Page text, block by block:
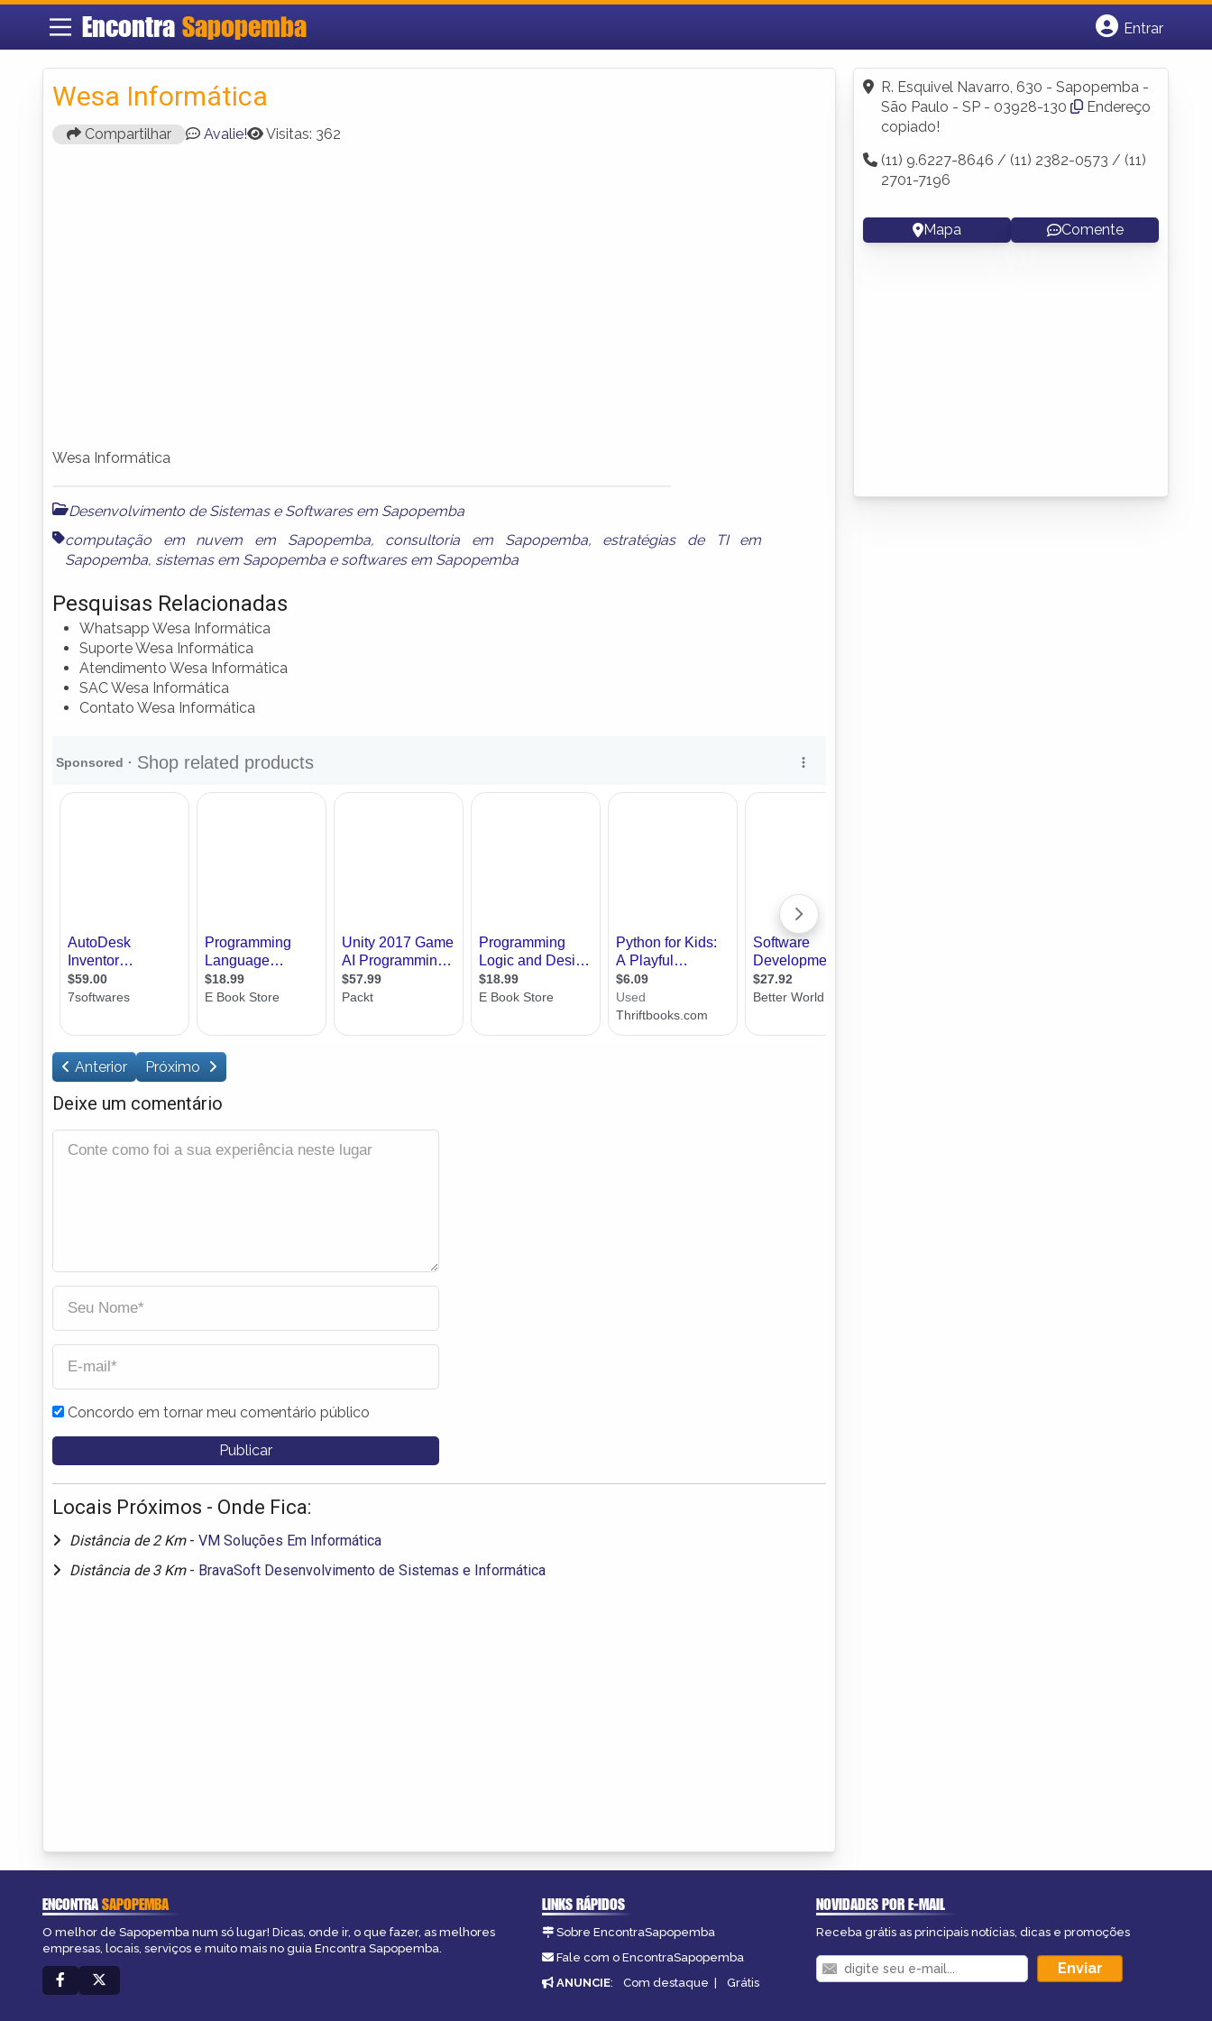
Encontra Sapopemba
Entrar
Fazer login
Criar conta
Wesa Informática
Compartilhar Avalie! Visitas: 362
Wesa Informática
Desenvolvimento de Sistemas e Softwares em Sapopemba
computação em nuvem em Sapopemba, consultoria em Sapopemba, estratégias de TI em
Sapopemba, sistemas em Sapopemba e softwares em Sapopemba
Pesquisas Relacionadas
Whatsapp Wesa Informática
Suporte Wesa Informática
Atendimento Wesa Informática
SAC Wesa Informática
Contato Wesa Informática
Anterior Próximo
Deixe um comentário
Concordo em tornar meu comentário público
Locais Próximos - Onde Fica:
Distância de 2 Km - VM Soluções Em Informática
Distância de 3 Km - BravaSoft Desenvolvimento de Sistemas e Informática
R. Esquivel Navarro, 630 - Sapopemba -
São Paulo - SP - 03928-130
Endereço
copiado!
(11) 9.6227-8646 / (11) 2382-0573 / (11)
2701-7196
Mapa Comente
ENCONTRASAPOPEMBA
O melhor de Sapopemba num só lugar! Dicas, onde ir, o que fazer, as melhores
empresas, locais, serviços e muito mais no guia Encontra Sapopemba.
LINKS RÁPIDOS
Sobre EncontraSapopemba
Fale com o EncontraSapopemba
ANUNCIE: Com destaque | Grátis
NOVIDADES POR E-MAIL
Receba grátis as principais notícias, dicas e promoções